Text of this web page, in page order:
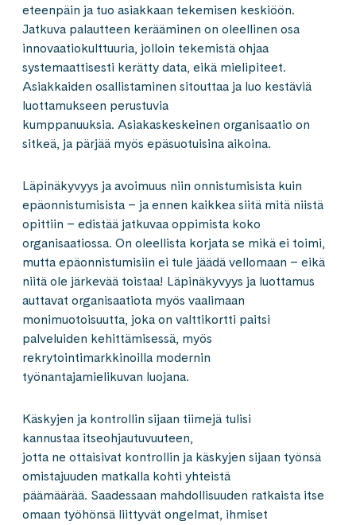
eteenpäin ja tuo asiakkaan tekemisen keskiöön.
Jatkuva palautteen kerääminen on oleellinen osa
innovaatiokulttuuria, jolloin tekemistä ohjaa
systemaattisesti kerätty data, eikä mielipiteet.
Asiakkaiden osallistaminen sitouttaa ja luo kestäviä
luottamukseen perustuvia
kumppanuuksia. Asiakaskeskeinen organisaatio on
sitkeä, ja pärjää myös epäsuotuisina aikoina.
Läpinäkyvyys ja avoimuus niin onnistumisista kuin
epäonnistumisista – ja ennen kaikkea siitä mitä niistä
opittiin – edistää jatkuvaa oppimista koko
organisaatiossa. On oleellista korjata se mikä ei toimi,
mutta epäonnistumisiin ei tule jäädä vellomaan – eikä
niitä ole järkevää toistaa! Läpinäkyvyys ja luottamus
auttavat organisaatiota myös vaalimaan
monimuotoisuutta, joka on valttikortti paitsi
palveluiden kehittämisessä, myös
rekrytointimarkkinoilla modernin
työnantajamielikuvan luojana.
Käskyjen ja kontrollin sijaan tiimejä tulisi
kannustaa itseohjautuvuuteen,
jotta ne ottaisivat kontrollin ja käskyjen sijaan työnsä
omistajuuden matkalla kohti yhteistä
päämäärää. Saadessaan mahdollisuuden ratkaista itse
omaan työhönsä liittyvät ongelmat, ihmiset